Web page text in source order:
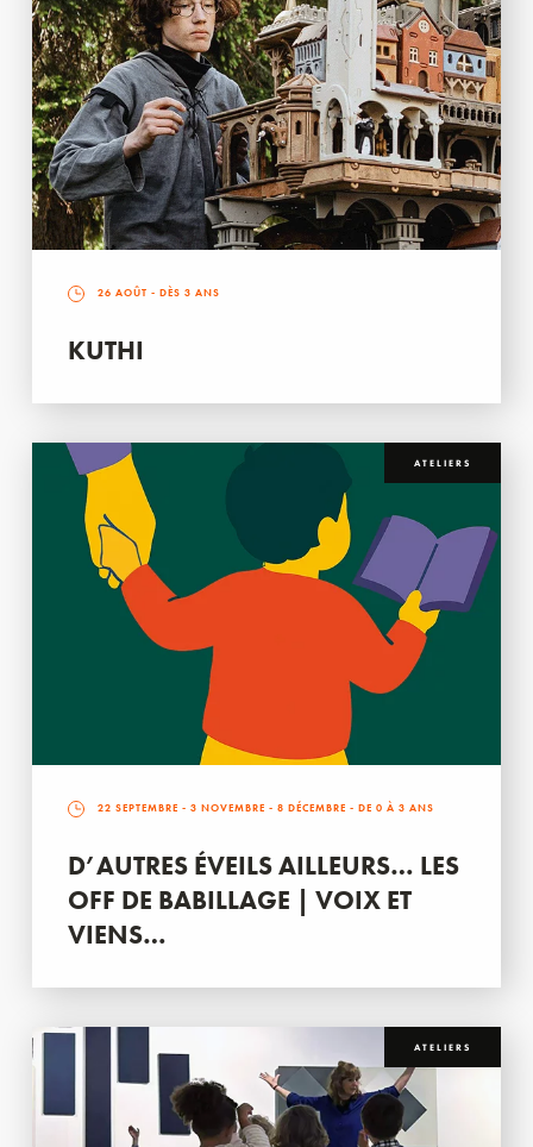
26 AOÛT - DÈS 3 ANS
KUTHI
ATELIERS
22 SEPTEMBRE - 3 NOVEMBRE - 8 DÉCEMBRE - DE 0 À 3 ANS
D’AUTRES ÉVEILS AILLEURS… LES
OFF DE BABILLAGE | VOIX ET
VIENS…
ATELIERS